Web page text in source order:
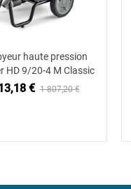
Ajouter au panier
haute pression
HD 9/20-4 M Classic
€ 1 807,20 €